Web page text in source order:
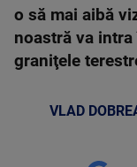
o să mai aibă
noastră va
graniţele
VLAD